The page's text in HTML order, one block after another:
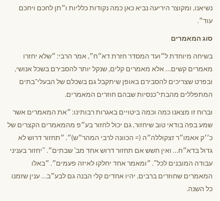
נשיאנו, ומקוצר היריעה נביא כאן כמה נקודות כלליות ו״תן לחכם ויחכם
עוד״.
סוג המאמרים
בשיחה מיוחדת ל״ועד המסדר חזרת דא״ח״, אמר הרבי: ״שלא יחזרו
מאמרים קשים… אלא מאמרים קלים, שנקל יותר להסבירם בשכל אנושי,
ובפרט שצריכים להסבירם באופן שיתקבל גם בשכלם של הבעלי־בתים
המתפללים מהבתי־כנסיות שבהם חוזרים המאמרים.
וברוח זו מצאנו כמה וכמה ביטויים באגרות רבותינו: ״את המאמרים אשר
שמע בפה בודאי טוב שיחזור, גם יכול לחזור בע״פ מהמאמרים הקצרים של
כ׳׳ק אאמו״ר זצקוללה״ה (= הכוונה לרבי המהר״ש)״. ״תחזור דרוש לא
גדול בדא״ח… ואין חשש אם תחזור דרוש אחד מב' שבתים״. "יחזור בעניני
עבודה המובנים לכל". ״ומאמר אחד יחלקו לאיזה פעמים״. ״באלו
המאמרים שחוזרים ברבים, יהיו אחדים קלי הבנה גם לבע״ב… ענין שזמנו
כל השנה.